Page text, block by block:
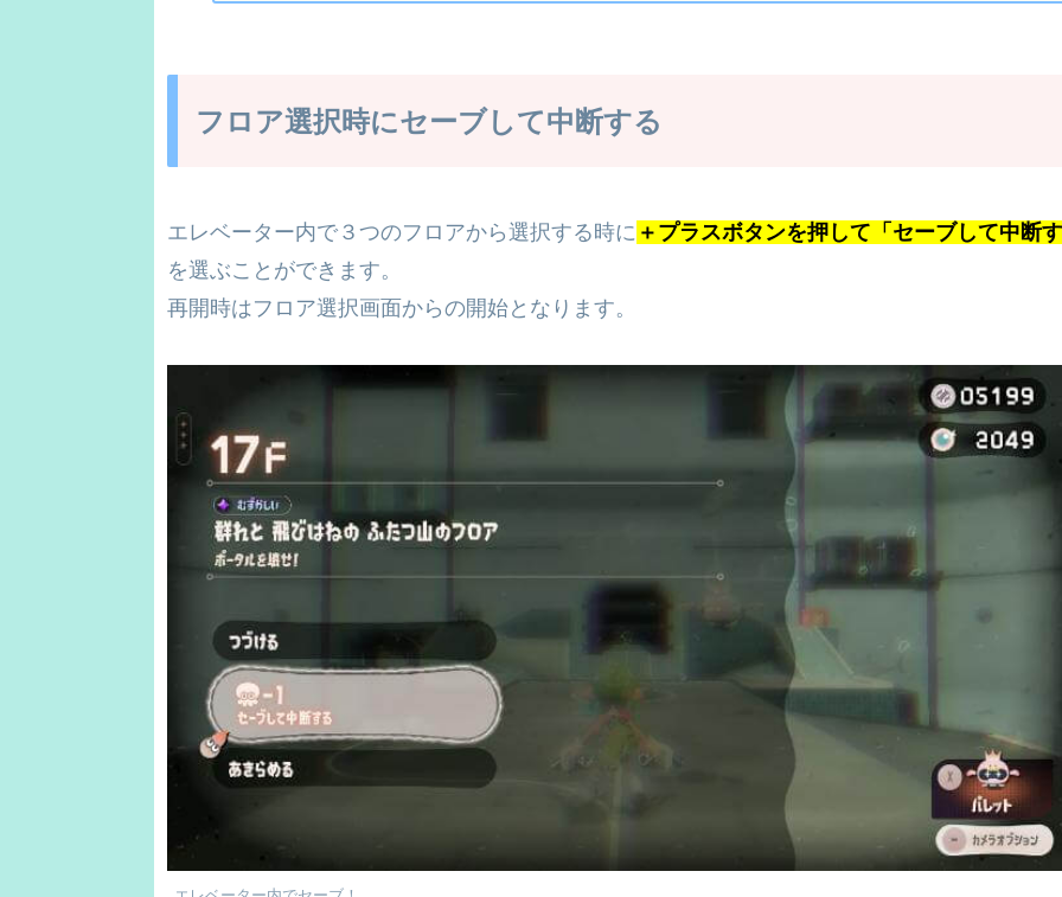
フロア選択時にセーブして中断する
エレベーター内で３つのフロアから選択する時に ＋プラスボタンを押して「セーブして中断す
を選ぶことができます。
再開時はフロア選択画面からの開始となります。